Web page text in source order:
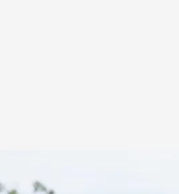
llama a su hermano Jesús desde el Amazonas